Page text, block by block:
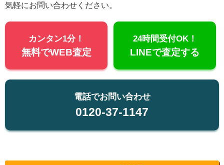
気軽にお問い合わせください。
カンタン1分！
無料でWEB査定
24時間受付OK！
LINEで査定する
電話でお問い合わせ
0120-37-1147